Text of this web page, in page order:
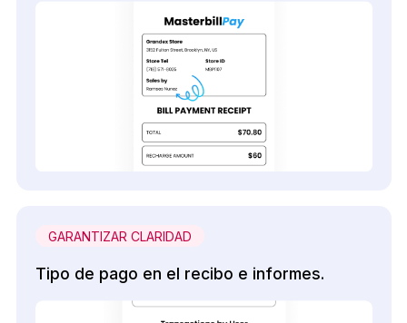
GARANTIZAR CLARIDAD
Tipo de pago en el recibo e informes.